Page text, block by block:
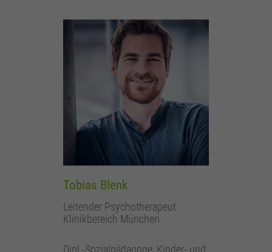
Tobias Blenk
Leitender Psychotherapeut
Klinikbereich München